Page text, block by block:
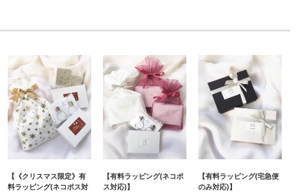
【《クリスマス限定》有
料ラッピング(ネコポス対
【有料ラッピング(ネコポ
ス対応)】
【有料ラッピング(宅急便
のみ対応)】